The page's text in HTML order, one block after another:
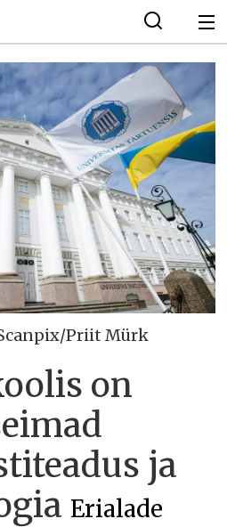
Priit Mürk
on
ja
Erialade